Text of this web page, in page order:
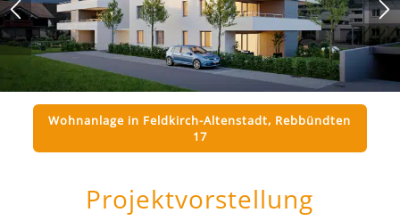
Wohnanlage in Feldkirch-Altenstadt, Rebbündten
17
Projektvorstellung